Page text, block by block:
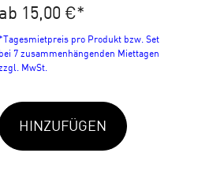
ab 15,00 €*
*Tagesmietpreis pro Produkt bzw. Set
bei 7 zusammenhängenden Miettagen
MwSt.
HINZUFÜGEN